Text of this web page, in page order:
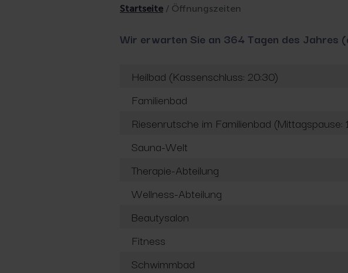
Startseite / Öffnungszeiten
Wir erwarten Sie an 364 Tagen des Jahres
Heilbad (Kassenschluss: 20:30)
Familienbad
Riesenrutsche im Familienbad (Mittagspause:
Sauna-Welt
Therapie-Abteilung
Wellness-Abteilung
Beautysalon
Fitness
Schwimmbad